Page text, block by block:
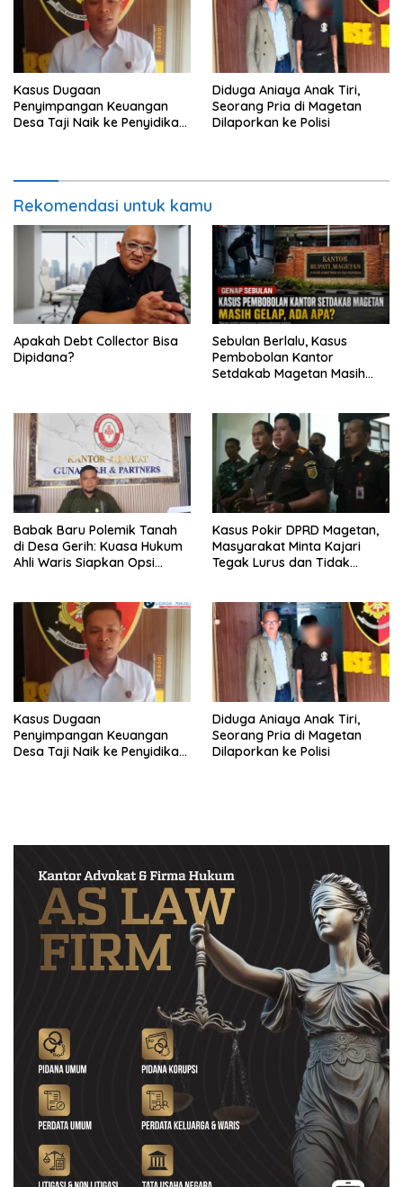
Kasus Dugaan
Penyimpangan Keuangan
Desa Taji Naik ke Penyidikan,
Diduga Aniaya Anak Tiri,
Seorang Pria di Magetan
Dilaporkan ke Polisi
Rekomendasi untuk kamu
Apakah Debt Collector Bisa
Dipidana?
Sebulan Berlalu, Kasus
Pembobolan Kantor
Setdakab Magetan Masih
Babak Baru Polemik Tanah
di Desa Gerih: Kuasa Hukum
Ahli Waris Siapkan Opsi
Kasus Pokir DPRD Magetan,
Masyarakat Minta Kajari
Tegak Lurus dan Tidak
Kasus Dugaan
Penyimpangan Keuangan
Desa Taji Naik ke Penyidikan,
Diduga Aniaya Anak Tiri,
Seorang Pria di Magetan
Dilaporkan ke Polisi